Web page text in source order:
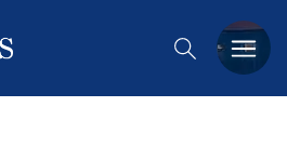
PREMIO DUSMET